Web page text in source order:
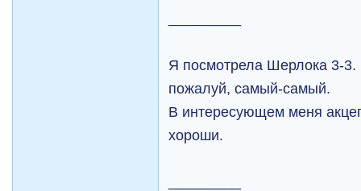
Я посмотрела Шерлока 3-
пожалуй, самый-самый.
В интересующем меня
хороши.